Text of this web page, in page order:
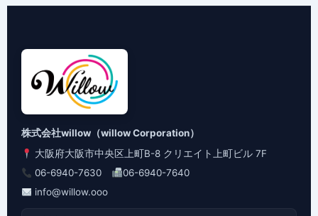
株式会社willow（willow Corporation）
大阪府大阪市中央区上町B-8 クリエイト上町ビル 7F
06-6940-7630
06-6940-7640
info@willow.ooo